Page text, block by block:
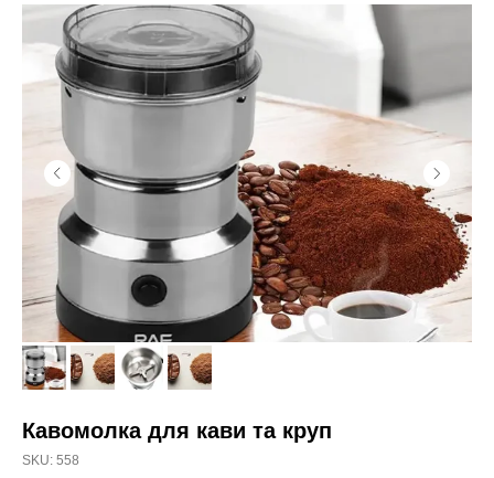
Кавомолка для кави та круп
SKU: 558